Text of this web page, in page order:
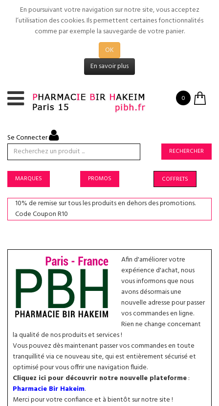
En poursuivant votre navigation sur notre site, vous acceptez
l’utilisation des cookies. Ils permettent certaines fonctionnalités
comme par exemple la sauvegarde de votre panier.
OK
En savoir plus
0
Se Connecter
RECHERCHER
MARQUES PROMOS COFFRETS
10% de remise sur tous les produits en dehors des promotions.
Code Coupon R10
Afin d'améliorer votre
expérience d'achat, nous
vous informons que nous
avons désormais une
nouvelle adresse pour passer
vos commandes en ligne.
Rien ne change concernant
la qualité de nos produits et services !
Vous pouvez dès maintenant passer vos commandes en toute
tranquillité via ce nouveau site, qui est entièrement sécurisé et
optimisé pour vous offrir une navigation fluide.
Cliquez ici pour découvrir notre nouvelle plateforme:
Pharmacie Bir Hakeim.
Merci pour votre confiance et à bientôt sur notre site !